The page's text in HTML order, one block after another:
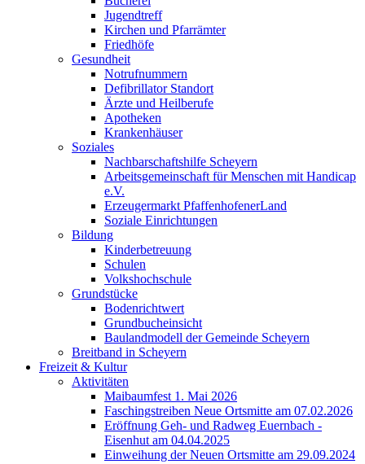
Jugendtreff
Kirchen und Pfarrämter
Friedhöfe
Gesundheit
Notrufnummern
Defibrillator Standort
Ärzte und Heilberufe
Apotheken
Krankenhäuser
Soziales
Nachbarschaftshilfe Scheyern
Arbeitsgemeinschaft für Menschen mit Handicap
e.V.
Erzeugermarkt PfaffenhofenerLand
Soziale Einrichtungen
Bildung
Kinderbetreuung
Schulen
Volkshochschule
Grundstücke
Bodenrichtwert
Grundbucheinsicht
Baulandmodell der Gemeinde Scheyern
Breitband in Scheyern
Freizeit & Kultur
Aktivitäten
Maibaumfest 1. Mai 2026
Faschingstreiben Neue Ortsmitte am 07.02.2026
Eröffnung Geh- und Radweg Euernbach -
Eisenhut am 04.04.2025
Einweihung der Neuen Ortsmitte am 29.09.2024